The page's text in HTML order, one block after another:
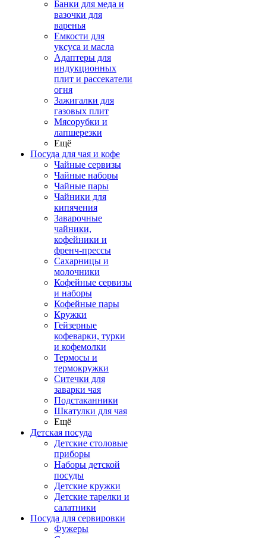
Банки для меда и
вазочки для
варенья
Емкости для
уксуса и масла
Адаптеры для
индукционных
плит и рассекатели
огня
Зажигалки для
газовых плит
Мясорубки и
лапшерезки
Ещё
Посуда для чая и кофе
Чайные сервизы
Чайные наборы
Чайные пары
Чайники для
кипячения
Заварочные
чайники,
кофейники и
френч-прессы
Сахарницы и
молочники
Кофейные сервизы
и наборы
Кофейные пары
Кружки
Гейзерные
кофеварки, турки
и кофемолки
Термосы и
термокружки
Ситечки для
заварки чая
Подстаканники
Шкатулки для чая
Ещё
Детская посуда
Детские столовые
приборы
Наборы детской
посуды
Детские кружки
Детские тарелки и
салатники
Посуда для сервировки
Фужеры